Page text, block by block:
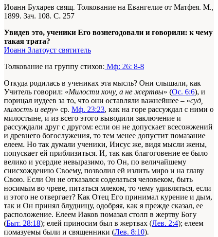
Иоанн Бухарев свящ. Толкование на Евангелие от Матфея. М.,
1899. Зач. 108. С. 257
Увидев это, ученики Его вознегодовали и говорили: к чему
такая трата?
Иоанн Златоуст святитель
Толкование на группу стихов: Мф: 26: 8-8
Откуда родилась в учениках эта мысль? Они слышали, как
Учитель говорил: «Милости хочу, а не жертвы» (Ос. 6:6), и
порицал иудеев за то, что они оставляли важнейшее – «суд,
милость и веру» ср. Мф. 23:23, как на горе рассуждал с ними о
милостыне, и из всего этого выводили заключение и
рассуждали друг с другом: если он не допускает всесожжений
и древнего богослужения, то тем менее допустит помазание
елеем. Но так думали ученики, Иисус же, видя мысли жены,
попускает ей приблизиться. И, так как благоговение ее было
велико и усердие невыразимо, то Он, по величайшему
снисхождению Своему, позволил ей излить миро и на главу
Свою. Если Он не отказался соделаться человеком, быть
носимым во чреве, питаться млеком, то чему удивляться, если
и этого не отвергает? Как Отец Его принимал курение и дым,
так и Он принял блудницу, одобряя, как я прежде сказал, ее
расположение. Елеем Иаков помазал столп в жертву Богу
(Быт. 28:18); елей приносим был в жертвах (Лев. 2:4); елеем
помазуемы были и священники (Лев. 8:10).